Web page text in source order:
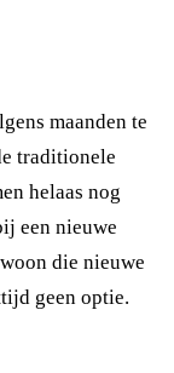
maanden te
traditionele
helaas nog
een nieuwe
die nieuwe
geen optie.